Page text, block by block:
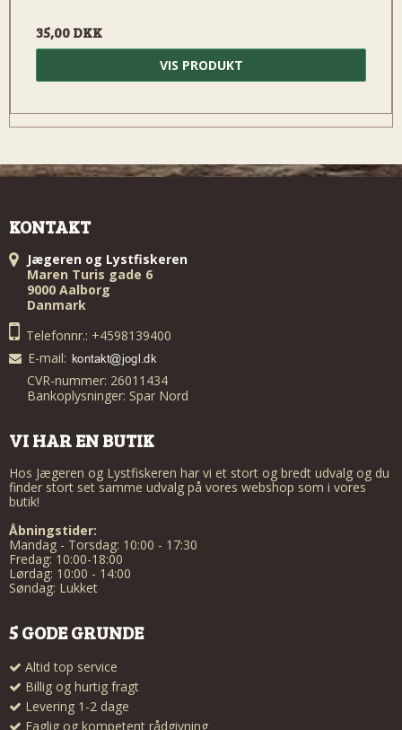
35,00 DKK
VIS PRODUKT
KONTAKT
Jægeren og Lystfiskeren
Maren Turis gade 6
9000 Aalborg
Danmark
Telefonnr.: +4598139400
E-mail:
CVR-nummer: 26011434
Bankoplysninger: Spar Nord
VI HAR EN BUTIK
Hos Jægeren og Lystfiskeren har vi et stort og bredt udvalg og du
finder stort set samme udvalg på vores webshop som i vores
butik!
Åbningstider:
Mandag - Torsdag: 10:00 - 17:30
Fredag: 10:00-18:00
Lørdag: 10:00 - 14:00
Søndag: Lukket
5 GODE GRUNDE
Altid top service
Billig og hurtig fragt
Levering 1-2 dage
Faglig og kompetent rådgivning